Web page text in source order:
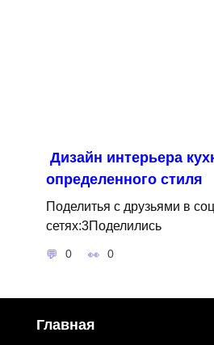
Дизайн интерьера
определенного стиля
Поделитья с друзьями в
сетях:3Поделились
0 0
Главная